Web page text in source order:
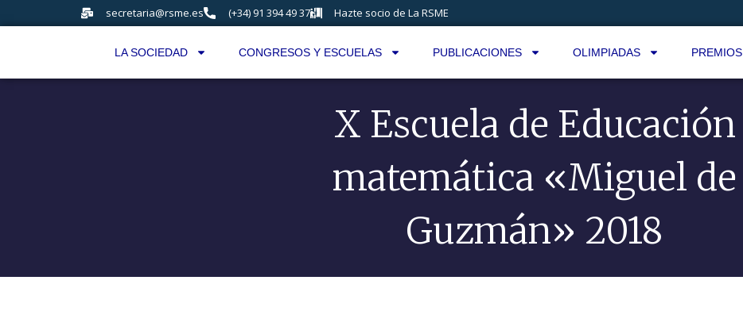
secretaria@rsme.es (+34) 91 394 49 37 Hazte socio de La RSME
LA SOCIEDAD CONGRESOS Y ESCUELAS PUBLICACIONES OLIMPIADAS PREMIOS
X Escuela de Educación
matemática «Miguel de
Guzmán» 2018